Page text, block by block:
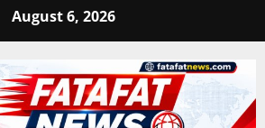
August 6, 2026